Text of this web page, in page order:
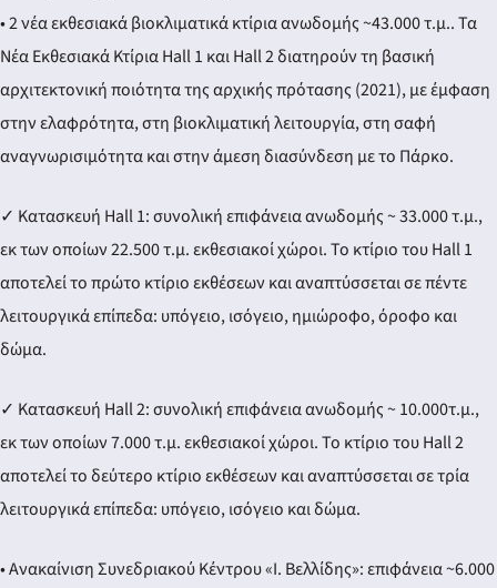
• 2 νέα εκθεσιακά βιοκλιματικά κτίρια ανωδομής ~43.000 τ.μ.. Τα
Νέα Εκθεσιακά Κτίρια Hall 1 και Hall 2 διατηρούν τη βασική
αρχιτεκτονική ποιότητα της αρχικής πρότασης (2021), με έμφαση
στην ελαφρότητα, στη βιοκλιματική λειτουργία, στη σαφή
αναγνωρισιμότητα και στην άμεση διασύνδεση με το Πάρκο.
✓ Κατασκευή Hall 1: συνολική επιφάνεια ανωδομής ~ 33.000 τ.μ.,
εκ των οποίων 22.500 τ.μ. εκθεσιακοί χώροι. Το κτίριο του Hall 1
αποτελεί το πρώτο κτίριο εκθέσεων και αναπτύσσεται σε πέντε
λειτουργικά επίπεδα: υπόγειο, ισόγειο, ημιώροφο, όροφο και
δώμα.
✓ Κατασκευή Hall 2: συνολική επιφάνεια ανωδομής ~ 10.000τ.μ.,
εκ των οποίων 7.000 τ.μ. εκθεσιακοί χώροι. Το κτίριο του Hall 2
αποτελεί το δεύτερο κτίριο εκθέσεων και αναπτύσσεται σε τρία
λειτουργικά επίπεδα: υπόγειο, ισόγειο και δώμα.
• Ανακαίνιση Συνεδριακού Κέντρου «Ι. Βελλίδης»: επιφάνεια ~6.000